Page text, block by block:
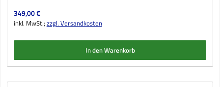
Regulärer Preis:
349,00 €
inkl. MwSt.;zzgl. Versandkosten
In den Warenkorb